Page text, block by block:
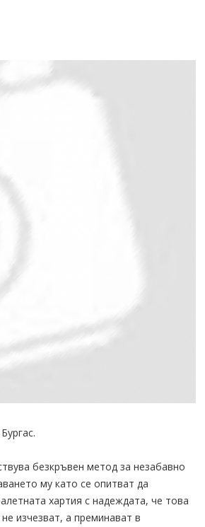
безкръвен метод за незабавно
му като се опитват да
хартия с надеждата, че това
изчезват, а преминават в